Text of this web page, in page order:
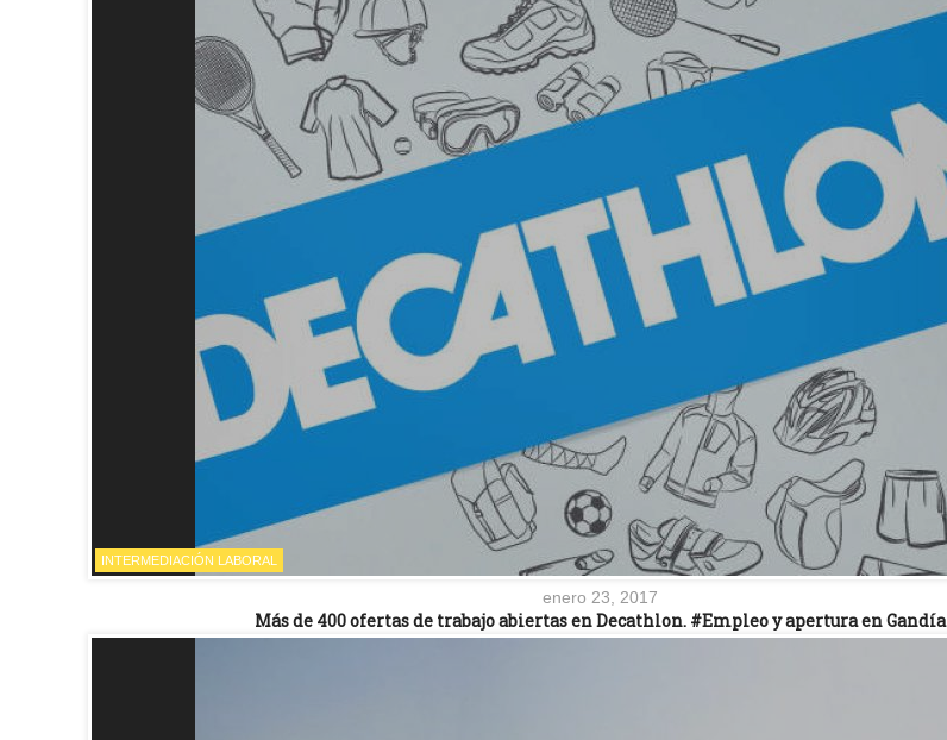
INTERMEDIACIÓN LABORAL
enero 23, 2017
Más de 400 ofertas de trabajo abiertas en Decathlon. #Empleo y apertura en Gandía